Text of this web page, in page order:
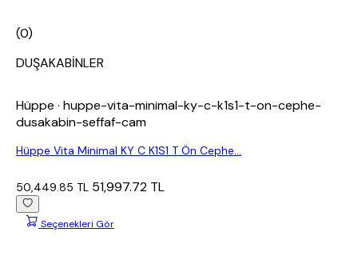
(0)
DUŞAKABİNLER
Hüppe · huppe-vita-minimal-ky-c-k1s1-t-on-cephe-
dusakabin-seffaf-cam
Hüppe Vita Minimal KY C K1S1 T Ön Cephe...
50,449.85 TL 51,997.72 TL
Seçenekleri Gör